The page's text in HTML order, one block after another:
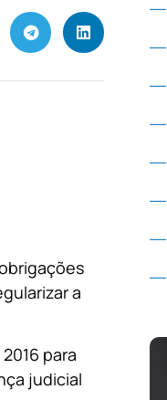
a
para
judicial